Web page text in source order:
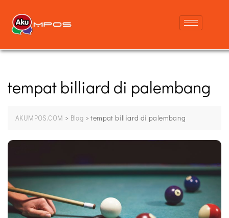
tempat billiard di palembang
AKUMPOS.COM > Blog >tempat billiard di palembang